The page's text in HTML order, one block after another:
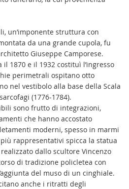
un’imponente struttura con
da una grande cupola, fu
Giuseppe Camporese.
1870 e il 1932 costituì l’ingresso
perimetrali ospitano otto
nel vestibolo alla base della Scala
(1776-1784).
sono frutto di integrazioni,
che hanno accostato
moderni, spesso in marmi
rappresentativi spicca la statua
dallo scultore Vincenzo
di tradizione policletea con
del muso di un cinghiale.
anche i ritratti degli